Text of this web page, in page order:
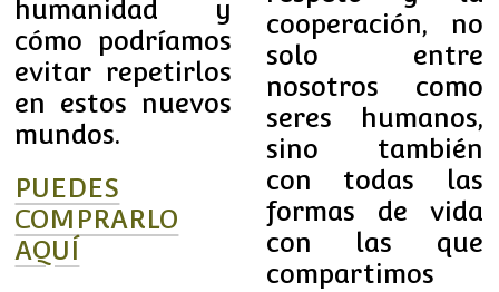
humanidad y
cómo podríamos
evitar repetirlos
en estos nuevos
mundos.
PUEDES
COMPRARLO
AQUÍ
cooperación, no
solo entre
nosotros como
seres humanos,
sino también
con todas las
formas de vida
con las que
compartimos